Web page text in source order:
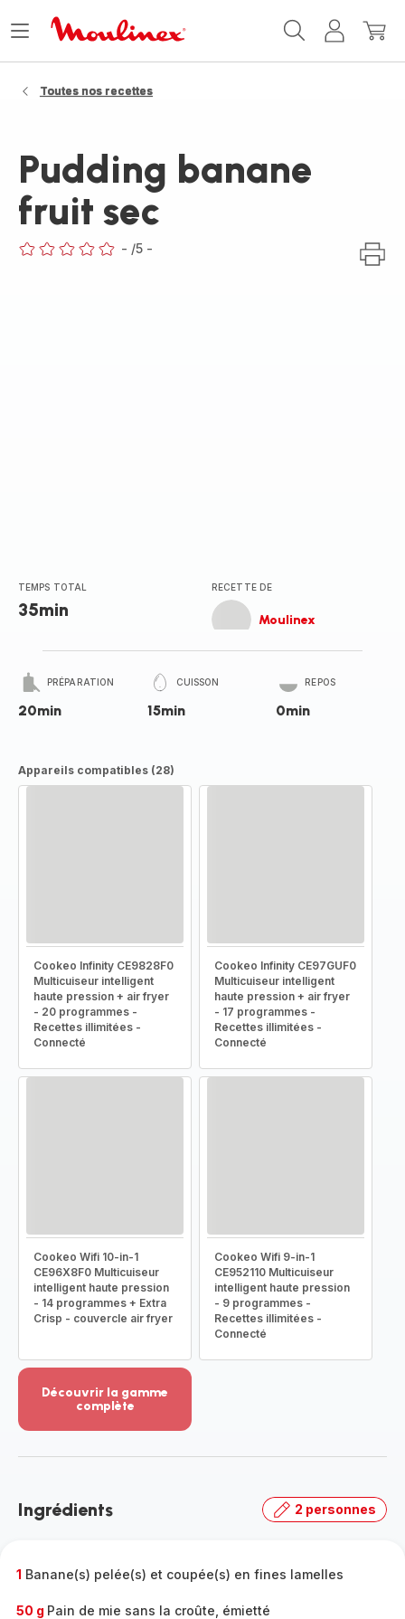
MonMon
Ouvrir
Toutes nos recettes
Pudding banane
fruit sec
- /5 -
TEMPS TOTAL
35min
RECETTE DE
Moulinex
PRÉPARATION
20min
CUISSON
15min
REPOS
0min
Appareils compatibles (28)
Cookeo Infinity CE9828F0
Multicuiseur intelligent
haute pression + air fryer
- 20 programmes -
Recettes illimitées -
Connecté
Cookeo Infinity CE97GUF0
Multicuiseur intelligent
haute pression + air fryer
- 17 programmes -
Recettes illimitées -
Connecté
Cookeo Wifi 10-in-1
CE96X8F0 Multicuiseur
intelligent haute pression
- 14 programmes + Extra
Crisp - couvercle air fryer
Cookeo Wifi 9-in-1
CE952110 Multicuiseur
intelligent haute pression
- 9 programmes -
Recettes illimitées -
Connecté
Découvrir la gamme
complète
-
gamme
Ingrédients 2 personnes
1 Banane(s) pelée(s) et coupée(s) en fines lamelles
50 g Pain de mie sans la croûte, émietté